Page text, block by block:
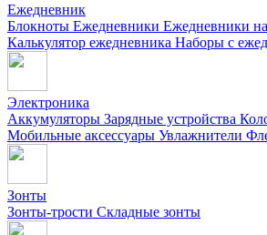
Ежедневник
Блокноты Ежедневники Ежедневники на
Калькулятор ежедневника Наборы с
Электроника
Аккумуляторы Зарядные устройства
Мобильные аксессуары Увлажнители
Зонты
Зонты-трости Складные зонты